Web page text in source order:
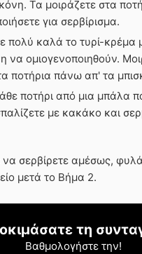
Τα μοιράζετε στα
για σερβίρισμα.
πολύ καλά το τυρί-κρέμα
να ομιογενοποιηθούν.
ποτήρια πάνω απ' τα
ποτήρι από μια μπάλα
με κακάκο και
σερβίρετε αμέσως,
μετά το Βήμα 2.
τη
Βαθμολογήστε την!